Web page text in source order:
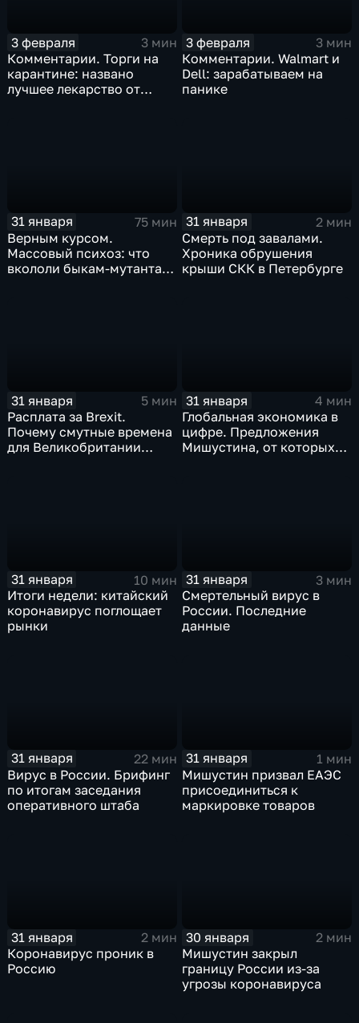
3 февраля
3 мин
Комментарии. Торги на
карантине: названо
лучшее лекарство от
3 февраля
3 мин
Комментарии. Walmart и
Dell: зарабатываем на
панике
31 января
75 мин
Верным курсом.
Массовый психоз: что
вкололи быкам-мутантам,
31 января
2 мин
Смерть под завалами.
Хроника обрушения
крыши СКК в Петербурге
31 января
5 мин
Расплата за Brexit.
Почему смутные времена
для Великобритании
31 января
4 мин
Глобальная экономика в
цифре. Предложения
Мишустина, от которых
31 января
10 мин
Итоги недели: китайский
коронавирус поглощает
рынки
31 января
3 мин
Смертельный вирус в
России. Последние
данные
31 января
22 мин
Вирус в России. Брифинг
по итогам заседания
оперативного штаба
31 января
1 мин
Мишустин призвал ЕАЭС
присоединиться к
маркировке товаров
31 января
2 мин
Коронавирус проник в
Россию
30 января
2 мин
Мишустин закрыл
границу России из-за
угрозы коронавируса